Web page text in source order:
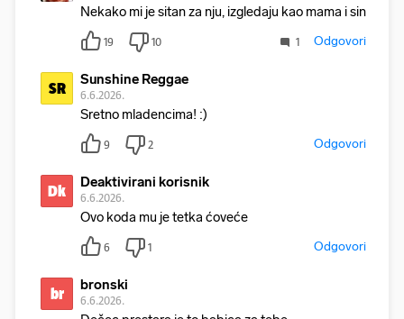
Nekako mi je sitan za nju, izgledaju kao mama i sin
19 10 1 Odgovori
SR Sunshine Reggae
6.6.2026.
Sretno mladencima! :)
9 2 Odgovori
Dk Deaktivirani korisnik
6.6.2026.
Ovo koda mu je tetka ćoveće
6 1 Odgovori
br bronski
6.6.2026.